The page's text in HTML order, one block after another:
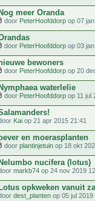
meer Oranda
door PeterHoofddorp op 07
door PeterHoofddorp op 03
bewoners
door PeterHoofddorp op 20
waterlelie
door PeterHoofddorp op 11 jul
Kai op 21 apr 2015 21:41
en moerasplanten
door plantinjetuin op 18 okt
nucifera (lotus)
markb74 op 24 nov 2019
opkweken vanuit
dest_planten op 05 jul 2019